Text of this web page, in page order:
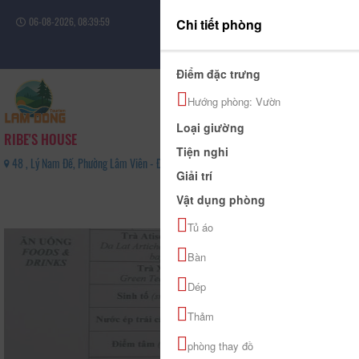
06-08-2026, 08:39:59
Đăng nhập
RIBE'S HOUSE
48 , Lý Nam Đế, Phường Lâm Viên - Đà Lạt, Tỉnh Lâm Đồng - 0946495187
(0 Đánh giá)
Chi tiết phòng
Điểm đặc trưng
Hướng phòng: Vườn
Loại giường
Tiện nghi
Giải trí
Vật dụng phòng
Tủ áo
Bàn
Dép
Thảm
phòng thay đồ